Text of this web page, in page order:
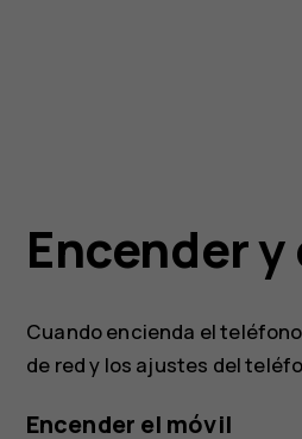
Encender
Cuando encienda el
de red y los ajustes del
Encender el móvil